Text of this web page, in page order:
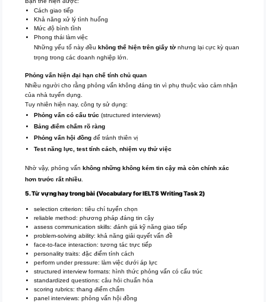
Cách giao tiếp
Khả năng xử lý tình huống
Mức độ bình tĩnh
Phong thái làm việc
Những yếu tố này đềukhông thể hiện trên giấy tờnhưng lại cực kỳ quan
trọng trong các doanh nghiệp lớn.
Phỏng vấn hiện đại hạn chế tính chủ quan
Nhiều người cho rằng phỏng vấn không đáng tin vì phụ thuộc vào cảm nhận
của nhà tuyển dụng.
Tuy nhiên hiện nay, công ty sử dụng:
Phỏng vấn có cấu trúc (structured interviews)
Bảng điểm chấm rõ ràng
Phỏng vấn hội đồng để tránh thiên vị
Test năng lực, test tính cách, nhiệm vụ thử việc
Nhờ vậy, phỏng vấnkhông những không kém tin cậy mà còn chính xác
hơn trước rất nhiều
5. Từ vựng hay trong bài (Vocabulary forIELTSWriting Task 2)
selection criterion: tiêu chí tuyển chọn
reliable method: phương pháp đáng tin cậy
assess communication skills: đánh giá kỹ năng giao tiếp
problem-solving ability: khả năng giải quyết vấn đề
face-to-face interaction: tương tác trực tiếp
personality traits: đặc điểm tính cách
perform under pressure: làm việc dưới áp lực
structured interview formats: hình thức phỏng vấn có cấu trúc
standardized questions: câu hỏi chuẩn hóa
scoring rubrics: thang điểm chấm
panel interviews: phỏng vấn hội đồng